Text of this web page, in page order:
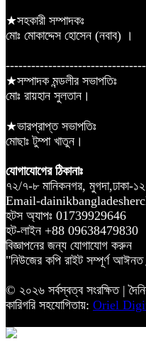
★সহকারী সম্পাদকঃ
মোঃ মোকাদ্দেস হোসেন (নবাব) ।
★সম্পাদক মন্ডলীর সভাপতিঃ
মোঃ রায়হান সুলতান।
★ভারপ্রাপ্ত সভাপতিঃ
মোছাঃ টুম্পা খাতুন।
যোগাযোগের ঠিকানাঃ
৭২/৭-৮ মানিকনগর, মুগদা,ঢাকা-
Email-
হটস অ্যাপঃ 01739929646
হট-লাইন +88 09638479830
বিজ্ঞাপনের জন্য যোগাযোগ করুন
"নিউজের কপি রাইট সম্পূর্ণ আঈনত
© ২০২৬ সর্বস্বত্ব সংরক্ষিত |
কারিগরি সহযোগিতায়: Oriel